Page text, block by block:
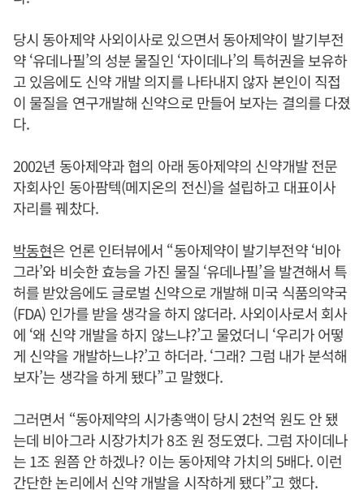
당시 동아제약 사외이사로 있으면서 동아제약이 발기부전
약 ‘유데나필’의 성분 물질인 ‘자이데나’의 특허권을 보유하
고 있음에도 신약 개발 의지를 나타내지 않자 본인이 직접
이 물질을 연구개발해 신약으로 만들어 보자는 결의를 다졌
다.
2002년 동아제약과 협의 아래 동아제약의 신약개발 전문
자회사인 동아팜텍(메지온의 전신)을 설립하고 대표이사
자리를 꿰찼다.
박동현은 언론 인터뷰에서 “동아제약이 발기부전약 ‘비아
그라’와 비슷한 효능을 가진 물질 ‘유데나필’을 발견해서 특
허를 받았음에도 글로벌 신약으로 개발해 미국 식품의약국
(FDA) 인가를 받을 생각을 하지 않더라. 사외이사로서 회사
에 ‘왜 신약 개발을 하지 않느냐?’고 물었더니 ‘우리가 어떻
게 신약을 개발하느냐?’고 하더라. ‘그래? 그럼 내가 분석해
보자’는 생각을 하게 됐다”고 말했다.
그러면서 “동아제약의 시가총액이 당시 2천억 원도 안 됐
는데 비아그라 시장가치가 8조 원 정도였다. 그럼 자이데나
는 1조 원쯤 안 하겠나? 이는 동아제약 가치의 5배다. 이런
간단한 논리에서 신약 개발을 시작하게 됐다”고 했다.